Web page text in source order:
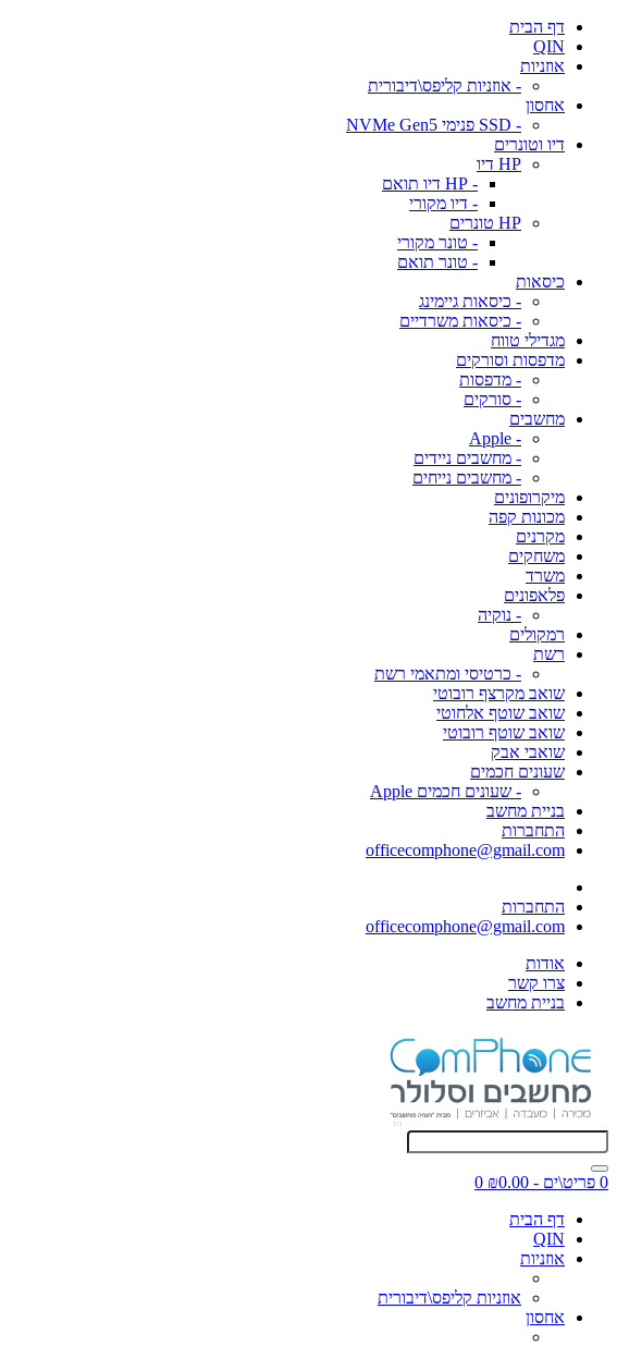
דף הבית
QIN
אוזניות
- אוזניות קליפס\דיבורית
אחסון
- SSD פנימי NVMe Gen5
דיו וטונרים
HP דיו
- HP דיו תואם
- דיו מקורי
HP טונרים
- טונר מקורי
- טונר תואם
כיסאות
- כיסאות גיימינג
- כיסאות משרדיים
מגדילי טווח
מדפסות וסורקים
- מדפסות
- סורקים
מחשבים
- Apple
- מחשבים ניידים
- מחשבים נייחים
מיקרופונים
מכונות קפה
מקרנים
משחקים
משרד
פלאפונים
- נוקיה
רמקולים
רשת
- כרטיסי ומתאמי רשת
שואב מקרצף רובוטי
שואב שוטף אלחוטי
שואב שוטף רובוטי
שואבי אבק
שעונים חכמים
- שעונים חכמים Apple
בניית מחשב
התחברות
officecomphone@gmail.com
התחברות
officecomphone@gmail.com
אודות
צרו קשר
בניית מחשב
0 פריט\ים - ₪0.00
0
דף הבית
QIN
אוזניות
אוזניות קליפס\דיבורית
אחסון